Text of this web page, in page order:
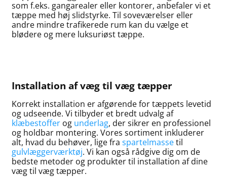
som f.eks. gangarealer eller kontorer, anbefaler vi et
tæppe med høj slidstyrke. Til soveværelser eller
andre mindre trafikerede rum kan du vælge et
blødere og mere luksuriøst tæppe.
Installation af væg til væg tæpper
Korrekt installation er afgørende for tæppets levetid
og udseende. Vi tilbyder et bredt udvalg af
klæbestoffer og underlag, der sikrer en professionel
og holdbar montering. Vores sortiment inkluderer
alt, hvad du behøver, lige fra spartelmassetil
gulvlæggerværktøj. Vi kan også rådgive dig om de
bedste metoder og produkter til installation af dine
væg til væg tæpper.